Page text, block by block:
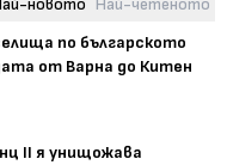
новото Най-четеното
по българското
от Варна до Китен
II я унищожава